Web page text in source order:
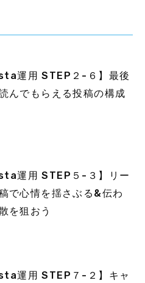
運用 STEP２-６】最後
んでもらえる投稿の構成
運用 STEP５-３】リー
で心情を揺さぶる&伝わ
を狙おう
運用 STEP７-２】キャ